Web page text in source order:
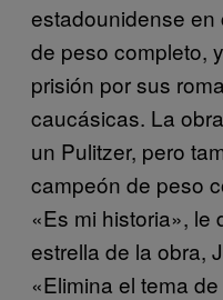
estadounidense
de peso completo,
prisión por sus
caucásicas. La
un Pulitzer, pero
campeón de peso
«Es mi historia», le
estrella de la obra,
«Elimina el tema